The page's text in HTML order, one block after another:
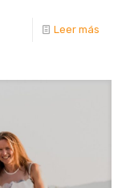
Leer más